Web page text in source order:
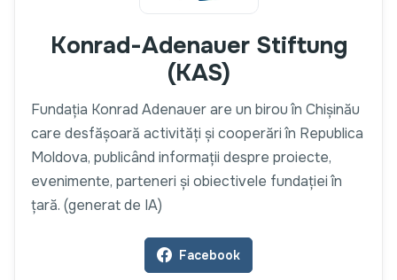
Konrad-Adenauer Stiftung
(KAS)
Fundația Konrad Adenauer are un birou în Chișinău
care desfășoară activități și cooperări în Republica
Moldova, publicând informații despre proiecte,
evenimente, parteneri și obiectivele fundației în
țară. (generat de IA)
Facebook